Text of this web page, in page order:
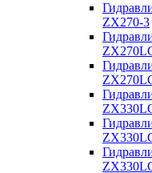
ZX270-3